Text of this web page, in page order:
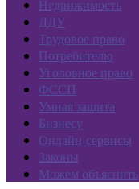
Недвижимость
ДДУ
Трудовое право
Потребителю
Уголовное право
ФССП
Умная защита
Бизнесу
Онлайн-сервисы
Законы
Можем объяснить